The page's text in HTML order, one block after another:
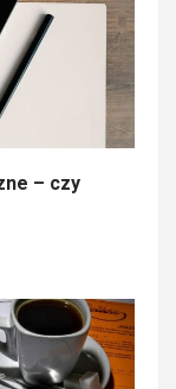
– czy